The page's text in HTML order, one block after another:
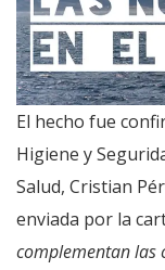
El hecho fue
Higiene y
Salud, Cristian
enviada por la
complementan las